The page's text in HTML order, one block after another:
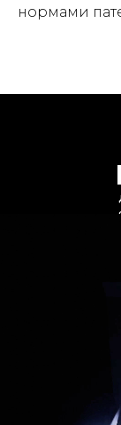
нормами